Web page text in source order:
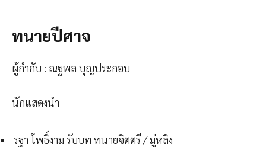
ทนายปีศาจ
ผู้กำกับ : ณฐพล บุญประกอบ
นักแสดงนำ
รฐา โพธิ์งาม รับบท ทนายจิตตรี / มู่หลิง